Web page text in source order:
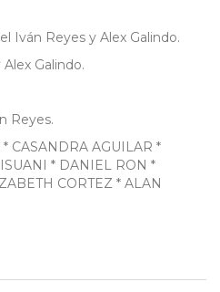
Iván Reyes y Alex Galindo.
Galindo.
Reyes.
CASANDRA AGUILAR *
* DANIEL RON *
CORTEZ * ALAN